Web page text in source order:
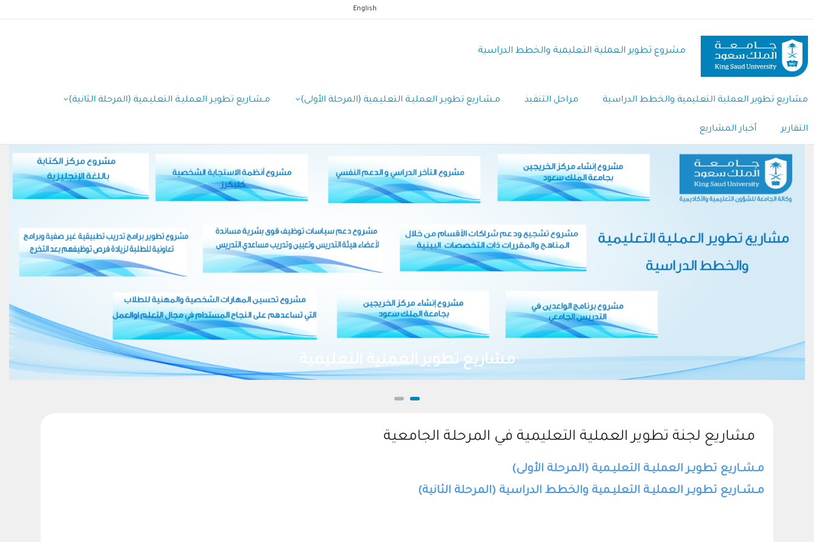
المحتوى
الرئيسي
English
مشروع تطوير العملية التعليمية والخطط الدراسية
مشاريع تطوير العملية التعليمية والخطط الدراسية مراحل التنفيذ مـشـاريع تطويـر العمليـة التعليـمية (المرحلة الأولى) مـشـاريع تطويـر العمليـة التعليـمية (المرحلة الثانية)
التقارير أخبار المشاريع
مشاريع تطوير العملية التعليمية
مشاريع لجنة تطوير العملية التعليمية في المرحلة الجامعية
مـشـاريع تطويـر العمليـة التعليـمية (المرحلة الأولى)
مـشـاريع تطويـر العمليـة التعليـمية والخطط الدراسية (المرحلة الثانية)